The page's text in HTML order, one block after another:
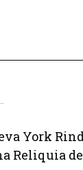
York
Reliquia